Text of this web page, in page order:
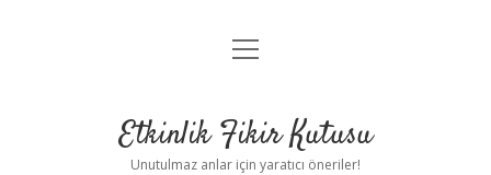
Anasayfa
Yasal Uyarı
menüyü
Etkinlik Fikir Kutusu
Unutulmaz anlar için yaratıcı öneriler!